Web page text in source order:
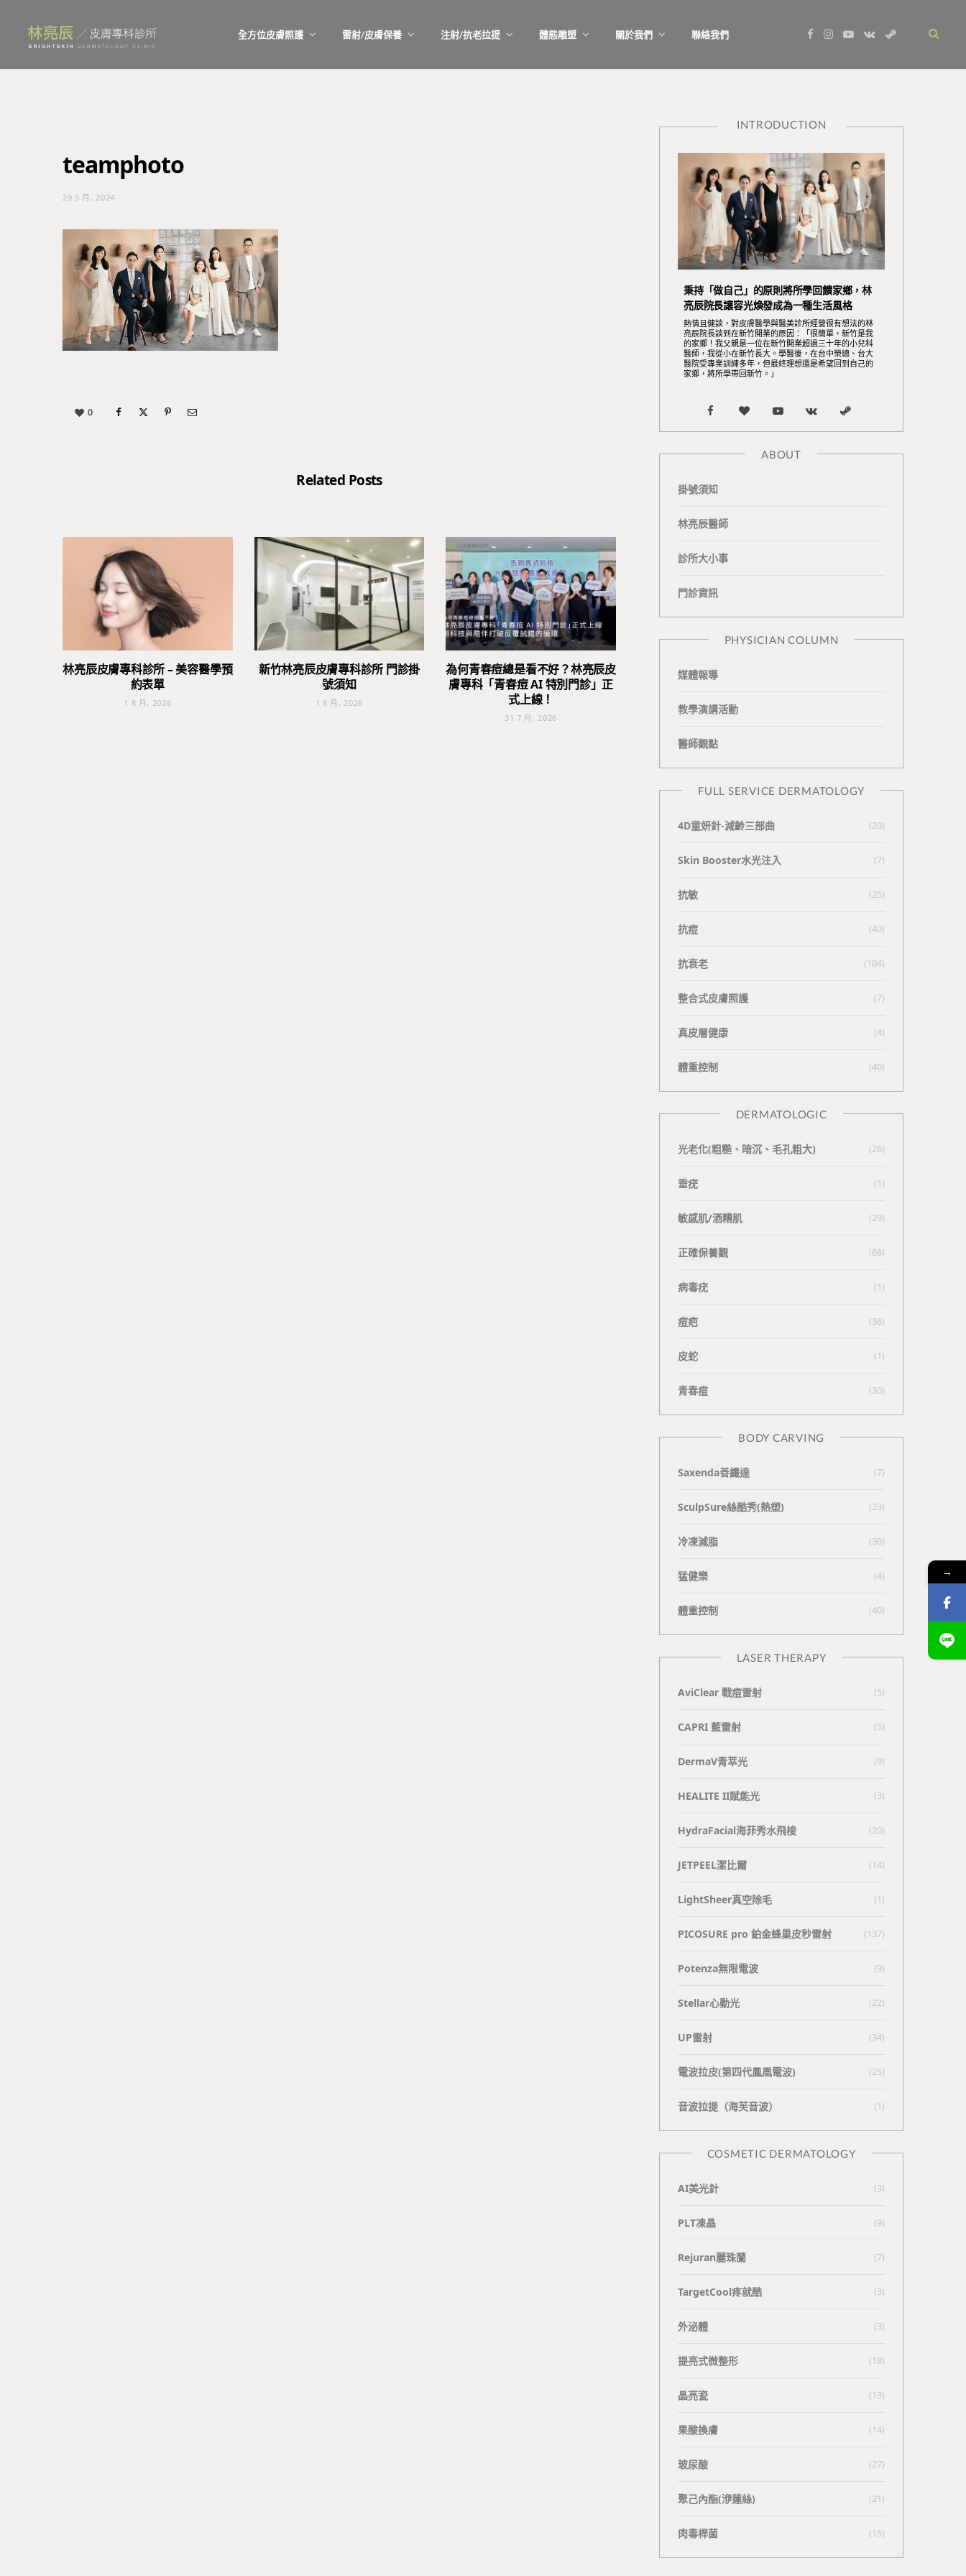
全方位皮膚照護 雷射/皮膚保養 注射/抗老拉提 體態雕塑 關於我們 聯絡我們
I
Y
V
S
teamphoto
29 5 月, 2024
0
Related Posts
林亮辰皮膚專科診所 – 美容醫學預
約表單
1 8 月, 2026
新竹林亮辰皮膚專科診所 門診掛
號須知
1 8 月, 2026
為何青春痘總是看不好？林亮辰皮
膚專科「青春痘 AI 特別門診」正
式上線！
31 7 月, 2026
INTRODUCTION
秉持「做自己」的原則將所學回饋家鄉，林
亮辰院長讓容光煥發成為一種生活風格
熱情且健談，對皮膚醫學與醫美診所經營很有想法的林
亮辰院長談到在新竹開業的原因：「很簡單，新竹是我
的家鄉！我父親是一位在新竹開業超過三十年的小兒科
醫師，我從小在新竹長大。學醫後，在台中榮總、台大
醫院受專業訓練多年，但最終理想還是希望回到自己的
家鄉，將所學帶回新竹。」
F
a
e
b
k
B
l
n
Y
o
u
V
K
e
S
t
ABOUT
掛號須知
林亮辰醫師
診所大小事
門診資訊
PHYSICIAN COLUMN
媒體報導
教學演講活動
醫師觀點
FULL SERVICE DERMATOLOGY
4D童妍針-減齡三部曲 (20)
Skin Booster水光注入 (7)
抗敏 (25)
抗痘 (40)
抗衰老 (104)
整合式皮膚照護 (7)
真皮層健康 (4)
體重控制 (40)
DERMATOLOGIC
光老化(粗糙、暗沉、毛孔粗大) (26)
垂疣 (1)
敏感肌/酒糟肌 (29)
正確保養觀 (68)
病毒疣 (1)
痘疤 (36)
皮蛇 (1)
青春痘 (30)
BODY CARVING
Saxenda善纖達 (7)
SculpSure絲酷秀(熱塑) (23)
冷凍減脂 (30)
猛健樂 (4)
體重控制 (40)
LASER THERAPY
AviClear 戰痘雷射 (5)
CAPRI 藍雷射 (5)
DermaV青萃光 (9)
HEALITE II賦能光 (3)
HydraFacial海菲秀水飛梭 (20)
JETPEEL潔比爾 (14)
LightSheer真空除毛 (1)
PICOSURE pro 鉑金蜂巢皮秒雷射 (137)
Potenza無限電波 (9)
Stellar心動光 (22)
UP雷射 (34)
電波拉皮(第四代鳳凰電波) (25)
⾳波拉提（海芙⾳波） (1)
COSMETIC DERMATOLOGY
AI美光針 (3)
PLT凍晶 (9)
Rejuran麗珠蘭 (7)
TargetCool疼就酷 (3)
外泌體 (3)
提亮式微整形 (18)
晶亮瓷 (13)
果酸換膚 (14)
玻尿酸 (27)
聚己內酯(洢蓮絲) (21)
肉毒桿菌 (15)
→